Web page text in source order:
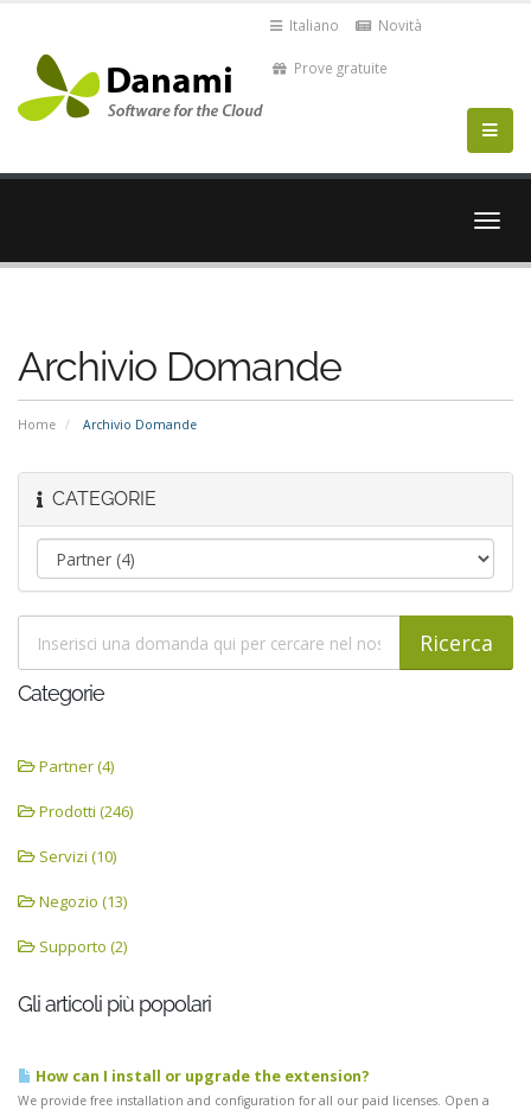
Italiano Novità
Prove gratuite
Archivio Domande
Home Archivio Domande
CATEGORIE
Categorie
Partner (4)
Prodotti (246)
Servizi (10)
Negozio (13)
Supporto (2)
Gli articoli più popolari
How can I install or upgrade the extension?
We provide free installation and configuration for all our paid licenses. Open a